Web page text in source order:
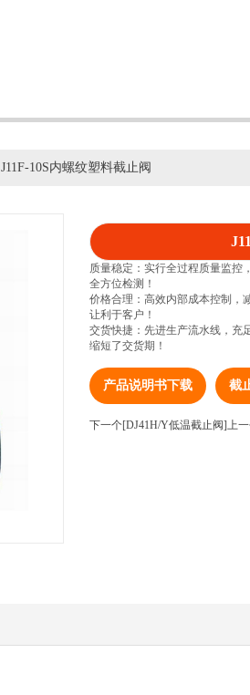
J11F-10S内螺纹塑料截止阀
质量稳定：实行全过程质量监控
全方位检测！
价格合理：高效内部成本控制，
让利于客户！
交货快捷：先进生产流水线，充
缩短了交货期！
产品说明书下载 截
下一个[DJ41H/Y低温截止阀]上